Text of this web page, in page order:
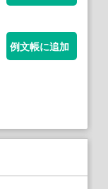
例文帳に追加